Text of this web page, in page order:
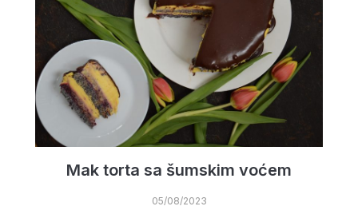
Mak torta sa šumskim voćem
05/08/2023